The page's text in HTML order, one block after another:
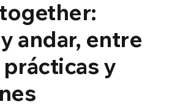
andar, entre
y